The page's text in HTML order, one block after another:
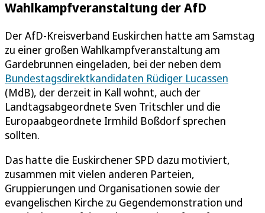
Wahlkampfveranstaltung der AfD
Der AfD-Kreisverband Euskirchen hatte am Samstag
zu einer großen Wahlkampfveranstaltung am
Gardebrunnen eingeladen, bei der neben dem
Bundestagsdirektkandidaten Rüdiger Lucassen
(MdB), der derzeit in Kall wohnt, auch der
Landtagsabgeordnete Sven Tritschler und die
Europaabgeordnete Irmhild Boßdorf sprechen
sollten.
Das hatte die Euskirchener SPD dazu motiviert,
zusammen mit vielen anderen Parteien,
Gruppierungen und Organisationen sowie der
evangelischen Kirche zu Gegendemonstration und